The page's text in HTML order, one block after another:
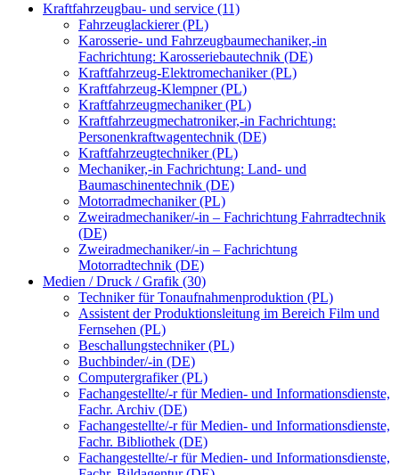
Kraftfahrzeugbau- und service (11)
Fahrzeuglackierer (PL)
Karosserie- und Fahrzeugbaumechaniker,-in
Fachrichtung: Karosseriebautechnik (DE)
Kraftfahrzeug-Elektromechaniker (PL)
Kraftfahrzeug-Klempner (PL)
Kraftfahrzeugmechaniker (PL)
Kraftfahrzeugmechatroniker,-in Fachrichtung:
Personenkraftwagentechnik (DE)
Kraftfahrzeugtechniker (PL)
Mechaniker,-in Fachrichtung: Land- und
Baumaschinentechnik (DE)
Motorradmechaniker (PL)
Zweiradmechaniker/-in – Fachrichtung Fahrradtechnik
(DE)
Zweiradmechaniker/-in – Fachrichtung
Motorradtechnik (DE)
Medien / Druck / Grafik (30)
Techniker für Tonaufnahmenproduktion (PL)
Assistent der Produktionsleitung im Bereich Film und
Fernsehen (PL)
Beschallungstechniker (PL)
Buchbinder/-in (DE)
Computergrafiker (PL)
Fachangestellte/-r für Medien- und Informationsdienste,
Fachr. Archiv (DE)
Fachangestellte/-r für Medien- und Informationsdienste,
Fachr. Bibliothek (DE)
Fachangestellte/-r für Medien- und Informationsdienste,